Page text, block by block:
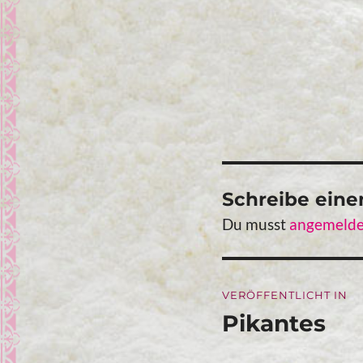
Schreibe
Du musst
VERÖFFENTLICHT IN
Pikantes